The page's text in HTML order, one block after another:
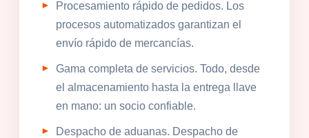
Procesamiento rápido de pedidos. Los
procesos automatizados garantizan el
envío rápido de mercancías.
Gama completa de servicios. Todo, desde
el almacenamiento hasta la entrega llave
en mano: un socio confiable.
Despacho de aduanas. Despacho de